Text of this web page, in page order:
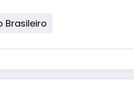
Brasileiro